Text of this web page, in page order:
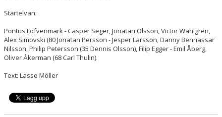
Startelvan:
Pontus Löfvenmark - Casper Seger, Jonatan Olsson, Victor Wahlgren,
Alex Simovski (80 Jonatan Persson - Jesper Larsson, Danny Bennassar
Nilsson, Philip Petersson (35 Dennis Olsson), Filip Egger - Emil Åberg,
Oliver Åkerman (68 Carl Thulin).
Text: Lasse Möller